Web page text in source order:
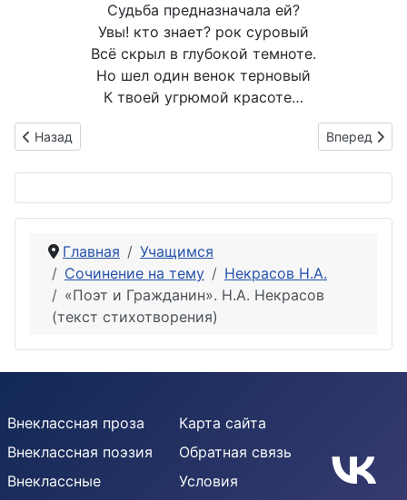
Судьба предназначала ей?
Увы! кто знает? рок суровый
Всё скрыл в глубокой темноте.
Но шел один венок терновый
К твоей угрюмой красоте…
Предыдущий: Анализ стихотворения Некрасова «Школьник»
Назад Следующий:
Вперед
Главная
Учащимся
Сочинение на тему
Некрасов Н.А.
«Поэт и Гражданин». Н.А. Некрасов
(текст стихотворения)
Внеклассная проза
Внеклассная поэзия
Внеклассные
Карта сайта
Обратная связь
Условия